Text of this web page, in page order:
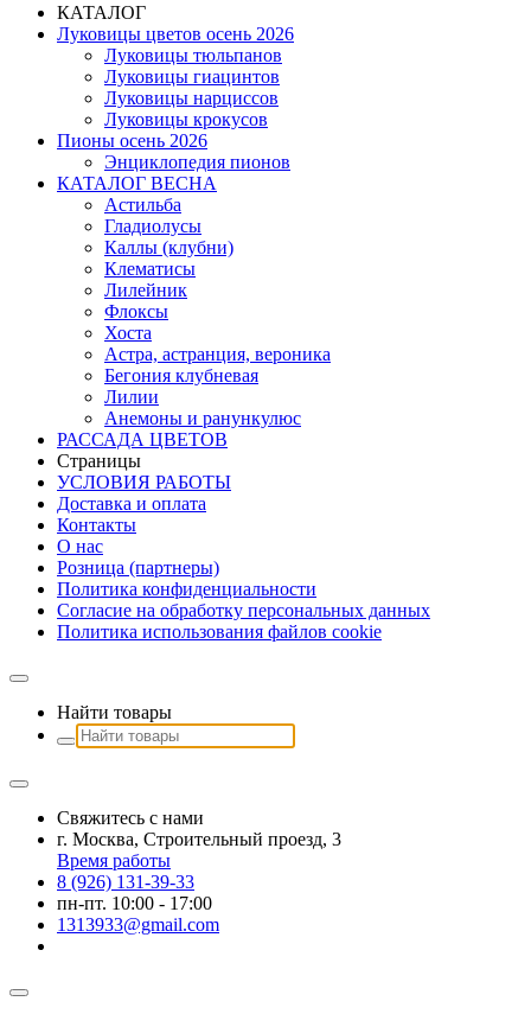
КАТАЛОГ
Луковицы цветов осень 2026
Луковицы тюльпанов
Луковицы гиацинтов
Луковицы нарциссов
Луковицы крокусов
Пионы осень 2026
Энциклопедия пионов
КАТАЛОГ ВЕСНА
Астильба
Гладиолусы
Каллы (клубни)
Клематисы
Лилейник
Флоксы
Хоста
Астра, астранция, вероника
Бегония клубневая
Лилии
Анемоны и ранункулюс
РАССАДА ЦВЕТОВ
Страницы
УСЛОВИЯ РАБОТЫ
Доставка и оплата
Контакты
О наc
Розница (партнеры)
Политика конфиденциальности
Согласие на обработку персональных данных
Политика использования файлов сookie
Найти товары
Свяжитесь с нами
г. Москва, Строительный проезд, 3
Время работы
8 (926) 131-39-33
пн-пт. 10:00 - 17:00
1313933@gmail.com